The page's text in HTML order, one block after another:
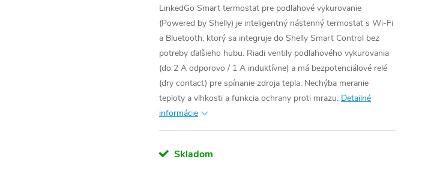
LinkedGo Smart termostat pre podlahové vykurovanie
(Powered by Shelly) je inteligentný nástenný termostat s Wi-Fi
a Bluetooth, ktorý sa integruje do Shelly Smart Control bez
potreby ďalšieho hubu. Riadi ventily podlahového vykurovania
(do 2 A odporovo / 1 A induktívne) a má bezpotenciálové relé
(dry contact) pre spínanie zdroja tepla. Nechýba meranie
teploty a vlhkosti a funkcia ochrany proti mrazu. Detailné
informácie
Skladom